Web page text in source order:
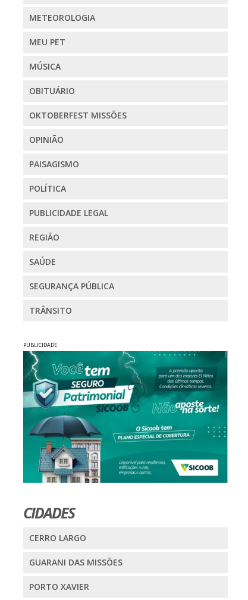
METEOROLOGIA
MEU PET
MÚSICA
OBITUÁRIO
OKTOBERFEST MISSÕES
OPINIÃO
PAISAGISMO
POLÍTICA
PUBLICIDADE LEGAL
REGIÃO
SAÚDE
SEGURANÇA PÚBLICA
TRÂNSITO
PUBLICIDADE
CIDADES
CERRO LARGO
GUARANI DAS MISSÕES
PORTO XAVIER